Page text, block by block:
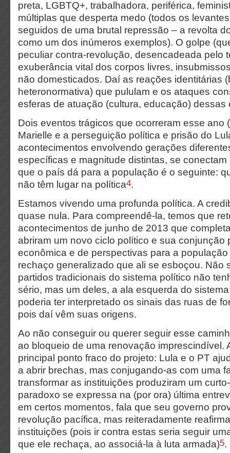
preta, LGBTQ+, trabalhadora, periférica,
múltiplas que desperta medo (todos os
seguidos de uma brutal repressão – a revolta
como um dos inúmeros exemplos). O golpe
peculiar contra-revolução, desencadeada pelo
exuberância vital dos corpos livres,
não domesticados. Daí as reações identitárias
heteronormativa) que pululam e os ataques
esferas de atuação (cultura, educação) dessas
Dois eventos trágicos que ocorreram esse ano
Marielle e a perseguição política e prisão do
acontecimentos envolvendo gerações
específicas e magnitude distintas, se
que o país dá para a população é o seguinte:
não têm lugar na política4.
Estamos vivendo uma profunda política. A
quase nula. Para compreendê-la, temos que
acontecimentos de junho de 2013 que
abriram um novo ciclo político e sua conjunção
econômica e de perspectivas para a
rechaço generalizado que ali se esboçou. Não
partidos tradicionais do sistema político não
sério, mas um deles, a ala esquerda do
poderia ter interpretado os sinais das ruas de
pois daí vêm suas origens.
Ao não conseguir ou querer seguir esse
ao bloqueio de uma renovação imprescindível.
principal ponto fraco do projeto: Lula e o PT
a abrir brechas, mas conjugando-as com uma
transformar as instituições produziram um
paradoxo se expressa na (por ora) última
em certos momentos, fala que seu governo
revolução pacífica, mas reiteradamente
instituições (pois ir contra estas seria seguir
que ele rechaça, ao associá-la à luta armada)5.